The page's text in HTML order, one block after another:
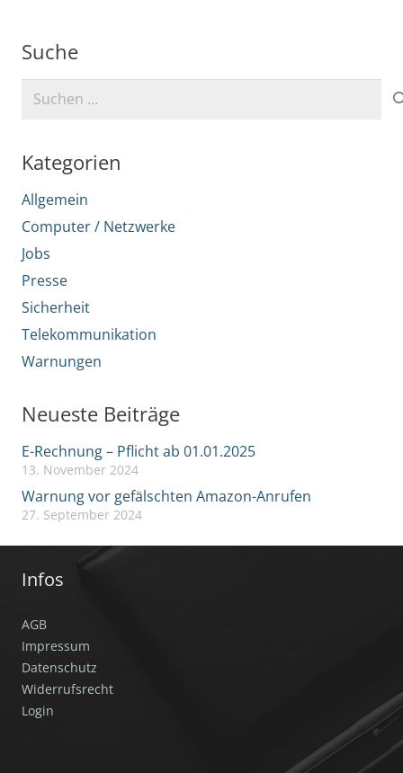
Suche
Suchen
Kategorien
Allgemein
Computer / Netzwerke
Jobs
Presse
Sicherheit
Telekommunikation
Warnungen
Neueste Beiträge
E-Rechnung – Pflicht ab 01.01.2025
13. November 2024
Warnung vor gefälschten Amazon-Anrufen
27. September 2024
Infos
AGB
Impressum
Datenschutz
Widerrufsrecht
Login